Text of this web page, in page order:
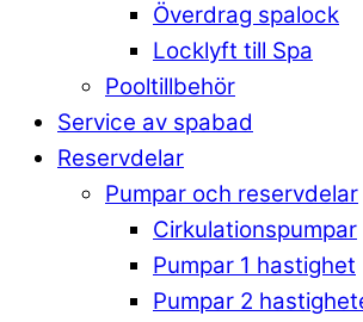
Överdrag spalock
Locklyft till Spa
Pooltillbehör
Service av spabad
Reservdelar
Pumpar och reservdelar
Cirkulationspumpar
Pumpar 1 hastighet
Pumpar 2